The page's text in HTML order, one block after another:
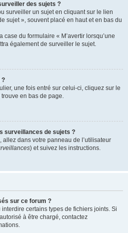
des sujets ?
surveiller un sujet en cliquant sur le lien
sujet », souvent placé en haut et en bas du
du formulaire « M’avertir lorsqu’une
également de surveiller le sujet.
?
une fois entré sur celui-ci, cliquez sur le
en bas de page.
surveillances de sujets ?
dans votre panneau de l’utilisateur
) et suivez les instructions.
sur ce forum ?
interdire certains types de fichiers joints. Si
à être chargé, contactez